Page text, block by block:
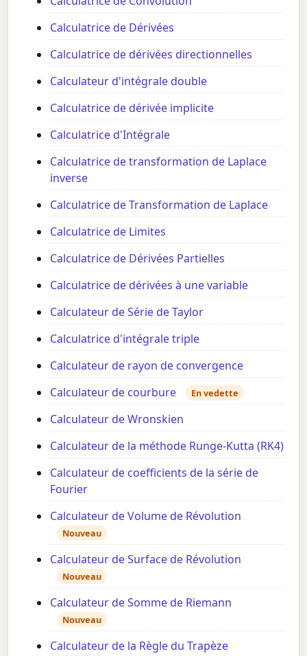
Calculatrice de Dérivées
Calculatrice de dérivées directionnelles
Calculateur d'intégrale double
Calculatrice de dérivée implicite
Calculatrice d'Intégrale
Calculatrice de transformation de Laplace
inverse
Calculatrice de Transformation de Laplace
Calculatrice de Limites
Calculatrice de Dérivées Partielles
Calculatrice de dérivées à une variable
Calculateur de Série de Taylor
Calculatrice d'intégrale triple
Calculateur de rayon de convergence
Calculateur de courbure
En vedette
Calculateur de Wronskien
Calculateur de la méthode Runge-Kutta (RK4)
Calculateur de coefficients de la série de
Fourier
Calculateur de Volume de Révolution
Nouveau
Calculateur de Surface de Révolution
Nouveau
Calculateur de Somme de Riemann
Nouveau
Calculateur de la Règle du Trapèze